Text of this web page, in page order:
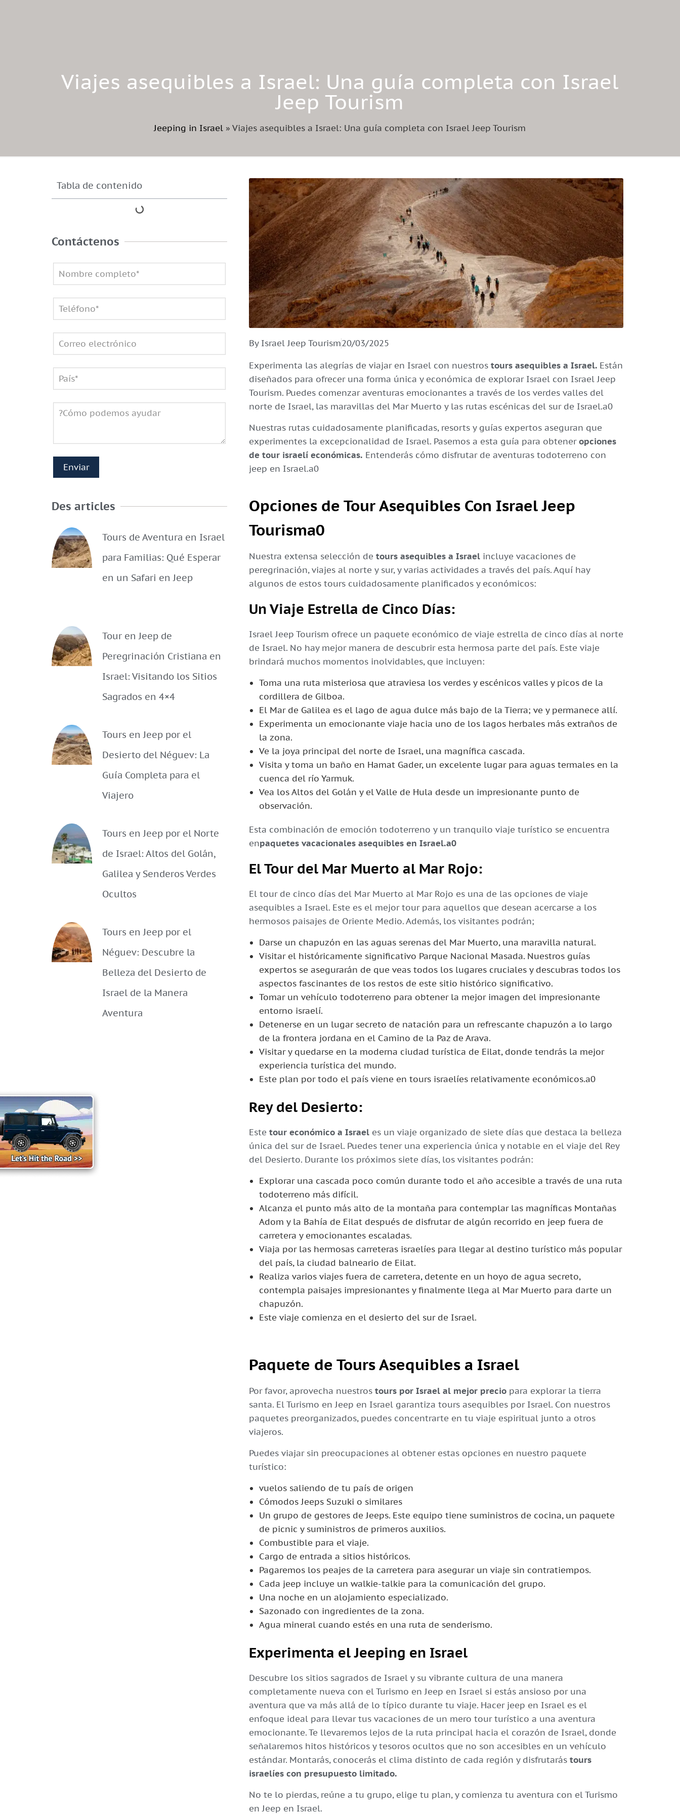
Viajes asequibles a Israel: Una guía completa con Israel
Jeep Tourism
Jeeping in Israel »Viajes asequibles a Israel: Una guía completa con Israel Jeep Tourism
Tabla de contenido
Contáctenos
Des articles
Tours de Aventura en Israel
para Familias: Qué Esperar
en un Safari en Jeep
Tour en Jeep de
Peregrinación Cristiana en
Israel: Visitando los Sitios
Sagrados en 4×4
Tours en Jeep por el
Desierto del Néguev: La
Guía Completa para el
Viajero
Tours en Jeep por el Norte
de Israel: Altos del Golán,
Galilea y Senderos Verdes
Ocultos
Tours en Jeep por el
Néguev: Descubre la
Belleza del Desierto de
Israel de la Manera
Aventura
By Israel Jeep Tourism20/03/2025
Experimenta las alegrías de viajar en Israel con nuestrostours asequibles a Israel. Están
diseñados para ofrecer una forma única y económica de explorar Israel con Israel Jeep
Tourism. Puedes comenzar aventuras emocionantes a través de los verdes valles del
norte de Israel, las maravillas del Mar Muerto y las rutas escénicas del sur de Israel.a0
Nuestras rutas cuidadosamente planificadas, resorts y guías expertos aseguran que
experimentes la excepcionalidad de Israel. Pasemos a esta guía para obteneropciones
de tour israelí económicas. Entenderás cómo disfrutar de aventuras todoterreno con
jeep en Israel.a0
Opciones de Tour Asequibles Con Israel Jeep
Tourisma0
Nuestra extensa selección de tours asequibles a Israel incluye vacaciones de
peregrinación, viajes al norte y sur, y varias actividades a través del país. Aquí hay
algunos de estos tours cuidadosamente planificados y económicos:
Un Viaje Estrella de Cinco Días:
Israel Jeep Tourism ofrece un paquete económico de viaje estrella de cinco días al norte
de Israel. No hay mejor manera de descubrir esta hermosa parte del país. Este viaje
brindará muchos momentos inolvidables, que incluyen:
Toma una ruta misteriosa que atraviesa los verdes y escénicos valles y picos de la
cordillera de Gilboa.
El Mar de Galilea es el lago de agua dulce más bajo de la Tierra; ve y permanece allí.
Experimenta un emocionante viaje hacia uno de los lagos herbales más extraños de
la zona.
Ve la joya principal del norte de Israel, una magnífica cascada.
Visita y toma un baño en Hamat Gader, un excelente lugar para aguas termales en la
cuenca del río Yarmuk.
Vea los Altos del Golán y el Valle de Hula desde un impresionante punto de
observación.
Esta combinación de emoción todoterreno y un tranquilo viaje turístico se encuentra
enpaquetes vacacionales asequibles en Israel.a0
El Tour del Mar Muerto al Mar Rojo:
El tour de cinco días del Mar Muerto al Mar Rojo es una de las opciones de viaje
asequibles a Israel. Este es el mejor tour para aquellos que desean acercarse a los
hermosos paisajes de Oriente Medio. Además, los visitantes podrán;
Darse un chapuzón en las aguas serenas del Mar Muerto, una maravilla natural.
Visitar el históricamente significativo Parque Nacional Masada. Nuestros guías
expertos se asegurarán de que veas todos los lugares cruciales y descubras todos los
aspectos fascinantes de los restos de este sitio histórico significativo.
Tomar un vehículo todoterreno para obtener la mejor imagen del impresionante
entorno israelí.
Detenerse en un lugar secreto de natación para un refrescante chapuzón a lo largo
de la frontera jordana en el Camino de la Paz de Arava.
Visitar y quedarse en la moderna ciudad turística de Eilat, donde tendrás la mejor
experiencia turística del mundo.
Este plan por todo el país viene en tours israelíes relativamente económicos.a0
Rey del Desierto:
Este tour económico a Israel es un viaje organizado de siete días que destaca la belleza
única del sur de Israel. Puedes tener una experiencia única y notable en el viaje del Rey
del Desierto. Durante los próximos siete días, los visitantes podrán:
Explorar una cascada poco común durante todo el año accesible a través de una ruta
todoterreno más difícil.
Alcanza el punto más alto de la montaña para contemplar las magníficas Montañas
Adom y la Bahía de Eilat después de disfrutar de algún recorrido en jeep fuera de
carretera y emocionantes escaladas.
Viaja por las hermosas carreteras israelíes para llegar al destino turístico más popular
del país, la ciudad balneario de Eilat.
Realiza varios viajes fuera de carretera, detente en un hoyo de agua secreto,
contempla paisajes impresionantes y finalmente llega al Mar Muerto para darte un
chapuzón.
Este viaje comienza en el desierto del sur de Israel.
Paquete de Tours Asequibles a Israel
Por favor, aprovecha nuestros tours por Israel al mejor precio para explorar la tierra
santa. El Turismo en Jeep en Israel garantiza tours asequibles por Israel. Con nuestros
paquetes preorganizados, puedes concentrarte en tu viaje espiritual junto a otros
viajeros.
Puedes viajar sin preocupaciones al obtener estas opciones en nuestro paquete
turístico:
vuelos saliendo de tu país de origen
Cómodos Jeeps Suzuki o similares
Un grupo de gestores de Jeeps. Este equipo tiene suministros de cocina, un paquete
de picnic y suministros de primeros auxilios.
Combustible para el viaje.
Cargo de entrada a sitios históricos.
Pagaremos los peajes de la carretera para asegurar un viaje sin contratiempos.
Cada jeep incluye un walkie-talkie para la comunicación del grupo.
Una noche en un alojamiento especializado.
Sazonado con ingredientes de la zona.
Agua mineral cuando estés en una ruta de senderismo.
Experimenta el Jeeping en Israel
Descubre los sitios sagrados de Israel y su vibrante cultura de una manera
completamente nueva con el Turismo en Jeep en Israel si estás ansioso por una
aventura que va más allá de lo típico durante tu viaje. Hacer jeep en Israel es el
enfoque ideal para llevar tus vacaciones de un mero tour turístico a una aventura
emocionante. Te llevaremos lejos de la ruta principal hacia el corazón de Israel, donde
señalaremos hitos históricos y tesoros ocultos que no son accesibles en un vehículo
estándar. Montarás, conocerás el clima distinto de cada región y disfrutarás tours
israelíes con presupuesto limitado.
No te lo pierdas, reúne a tu grupo, elige tu plan, y comienza tu aventura con el Turismo
en Jeep en Israel.